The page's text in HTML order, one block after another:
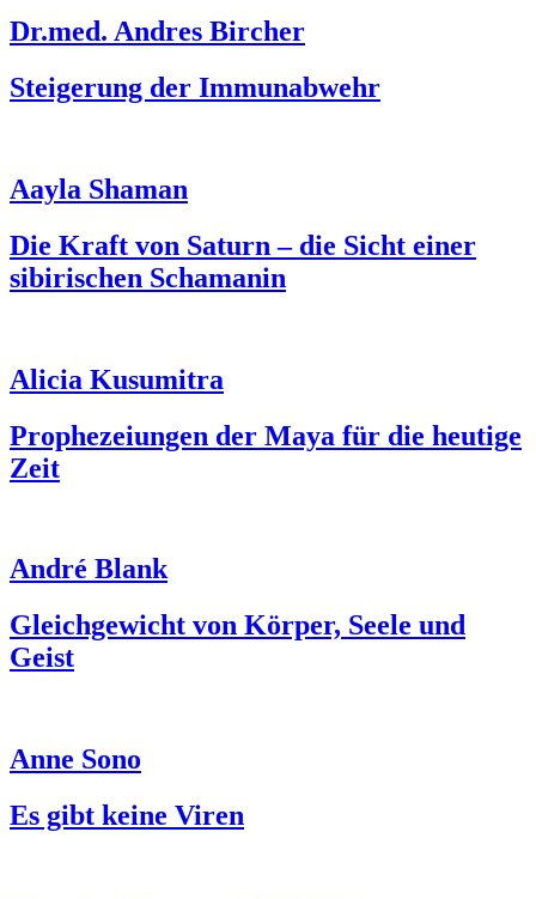
Dr.med. Andres Bircher
Steigerung der Immunabwehr
Aayla Shaman
Die Kraft von Saturn – die Sicht einer
sibirischen Schamanin
Alicia Kusumitra
Prophezeiungen der Maya für die heutige
Zeit
André Blank
Gleichgewicht von Körper, Seele und
Geist
Anne Sono
Es gibt keine Viren